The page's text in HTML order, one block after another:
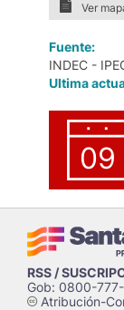
Ver
Fuente:
INDEC -
Ultima
09
RSS /
Gob: 0800-
cAtribución-